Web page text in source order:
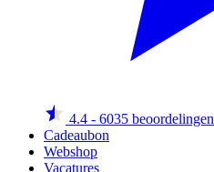
4.4 - 6035 beoordelingen
Cadeaubon
Webshop
Vacatures